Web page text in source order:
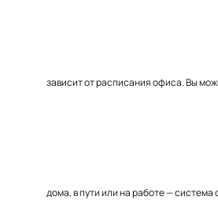
зависит от расписания офиса. Вы
дома, в пути или на работе — система